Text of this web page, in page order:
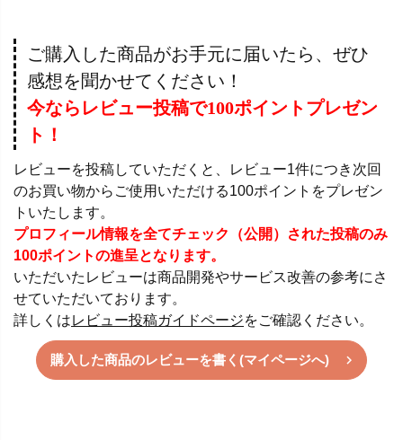
ご購入した商品がお手元に届いたら、ぜひ
感想を聞かせてください！
今ならレビュー投稿で100ポイントプレゼン
ト！
レビューを投稿していただくと、レビュー1件につき次回
のお買い物からご使用いただける100ポイントをプレゼン
トいたします。
プロフィール情報を全てチェック（公開）された投稿のみ
100ポイントの進呈となります。
いただいたレビューは商品開発やサービス改善の参考にさ
せていただいております。
詳しくはレビュー投稿ガイドページをご確認ください。
購入した商品のレビューを書く(マイページへ)